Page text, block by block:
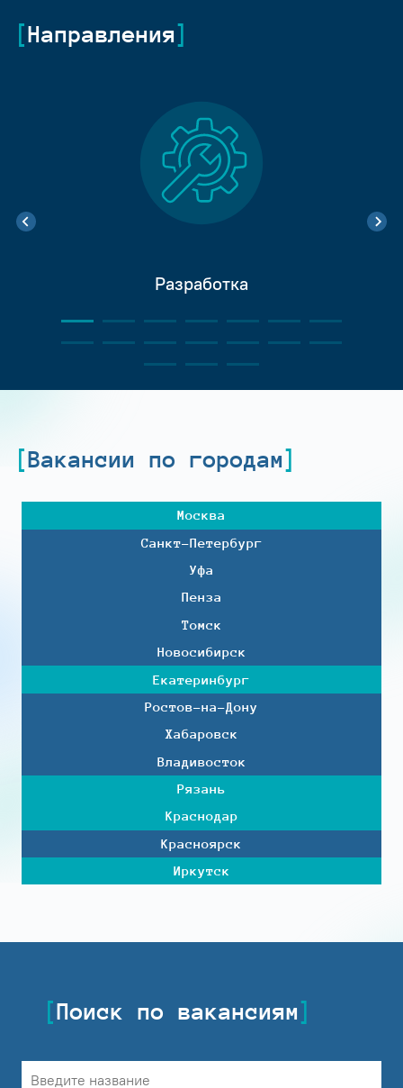
Направления
Разработка
Вакансии по городам
Москва
Санкт-Петербург
Уфа
Пенза
Томск
Новосибирск
Екатеринбург
Ростов-на-Дону
Хабаровск
Владивосток
Рязань
Краснодар
Красноярск
Иркутск
Поиск по вакансиям